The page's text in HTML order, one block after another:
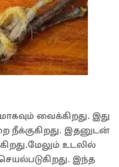
வைக்கிறது. இது
நீக்குகிறது. இதனுடன்
உடலில்
இந்த